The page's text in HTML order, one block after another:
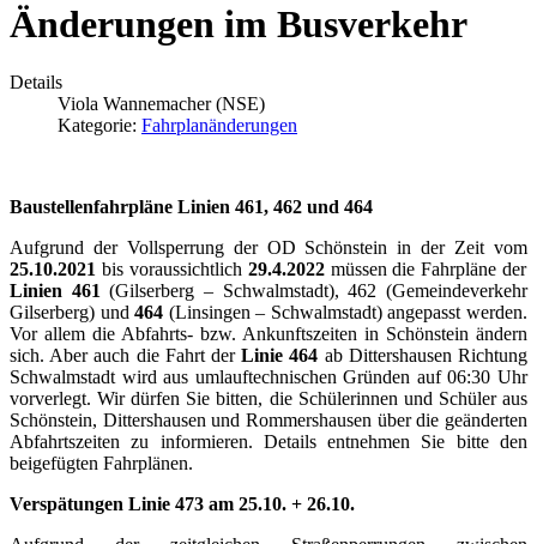
Änderungen im Busverkehr
Details
Viola Wannemacher (NSE)
Kategorie: Fahrplanänderungen
Baustellenfahrpläne Linien 461, 462 und 464
Aufgrund der Vollsperrung der OD Schönstein in der Zeit vom
25.10.2021 bis voraussichtlich 29.4.2022müssen die Fahrpläne der
Linien 461 (Gilserberg – Schwalmstadt), 462 (Gemeindeverkehr
Gilserberg) und464 (Linsingen – Schwalmstadt) angepasst werden.
Vor allem die Abfahrts- bzw. Ankunftszeiten in Schönstein ändern
sich. Aber auch die Fahrt derLinie 464 ab Dittershausen Richtung
Schwalmstadt wird aus umlauftechnischen Gründen auf 06:30 Uhr
vorverlegt. Wir dürfen Sie bitten, die Schülerinnen und Schüler aus
Schönstein, Dittershausen und Rommershausen über die geänderten
Abfahrtszeiten zu informieren. Details entnehmen Sie bitte den
beigefügten Fahrplänen.
Verspätungen Linie 473 am 25.10. + 26.10.